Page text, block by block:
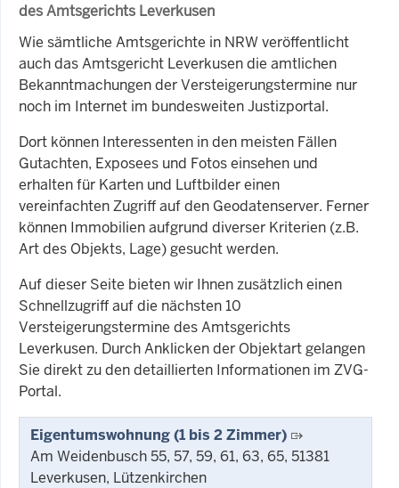
des Amtsgerichts Leverkusen
Wie sämtliche Amtsgerichte in NRW veröffentlicht
auch das Amtsgericht Leverkusen die amtlichen
Bekanntmachungen der Versteigerungstermine nur
noch im Internet im bundesweiten Justizportal.
Dort können Interessenten in den meisten Fällen
Gutachten, Exposees und Fotos einsehen und
erhalten für Karten und Luftbilder einen
vereinfachten Zugriff auf den Geodatenserver. Ferner
können Immobilien aufgrund diverser Kriterien (z.B.
Art des Objekts, Lage) gesucht werden.
Auf dieser Seite bieten wir Ihnen zusätzlich einen
Schnellzugriff auf die nächsten 10
Versteigerungstermine des Amtsgerichts
Leverkusen. Durch Anklicken der Objektart gelangen
Sie direkt zu den detaillierten Informationen im ZVG-
Portal.
Eigentumswohnung (1 bis 2 Zimmer)
Am Weidenbusch 55, 57, 59, 61, 63, 65, 51381
Leverkusen, Lützenkirchen